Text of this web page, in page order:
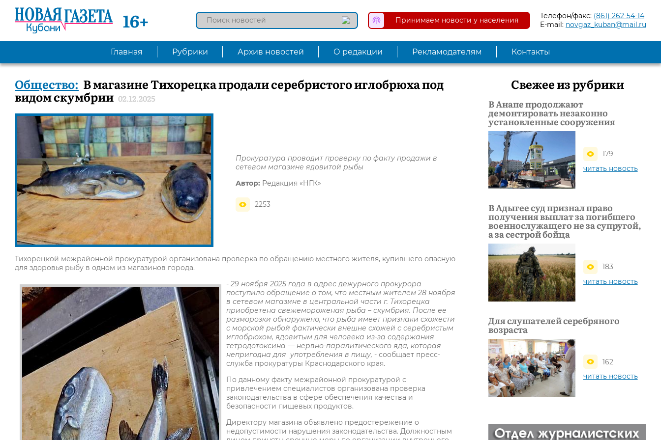
16+ Принимаем новости у населения Телефон/факс: (861) 262-54-14
E-mail: novgaz_kuban@mail.ru
Главная Рубрики Архив новостей О редакции Рекламодателям Контакты
Общество: В магазине Тихорецка продали серебристого иглобрюха под
видом скумбрии 02.12.2025
Прокуратура проводит проверку по факту продажи в
сетевом магазине ядовитой рыбы
Автор: Редакция «НГК»
2253
Тихорецкой межрайонной прокуратурой организована проверка по обращению местного жителя, купившего опасную
для здоровья рыбу в одном из магазинов города.
- 29 ноября 2025 года в адрес дежурного прокурора
поступило обращение о том, что местным жителем 28 ноября
в сетевом магазине в центральной части г. Тихорецка
приобретена свежемороженая рыба – скумбрия. После ее
разморозки обнаружено, что рыба имеет признаки схожести
с морской рыбой фактически внешне схожей с серебристым
иглобрюхом, ядовитым для человека из-за содержания
тетродотоксина — нервно-паралитического яда, которая
непригодна для употребления в пищу, - сообщает пресс-
служба прокуратуры Краснодарского края.
​По данному факту межрайонной прокуратурой с
привлечением специалистов организована проверка
законодательства в сфере обеспечения качества и
безопасности пищевых продуктов.
​Директору магазина объявлено предостережение о
недопустимости нарушения законодательства. Должностным
Свежее из рубрики
В Анапе продолжают
демонтировать незаконно
установленные сооружения
179
читать новость
В Адыгее суд признал право
получения выплат за погибшего
военнослужащего не за супругой,
а за сестрой бойца
183
читать новость
Для слушателей серебряного
возраста
162
читать новость